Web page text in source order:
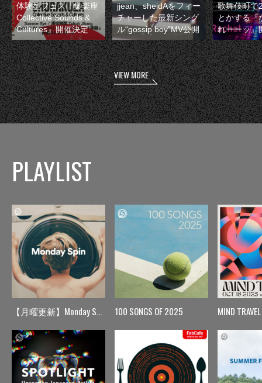
体験型フェス『集楽座
Collective Sounds &
Cultures』開催決定
jjean、sheidAをフィー
チャーした最新シング
ル“gossip boy”MV公開
歌舞伎町で
とかする『
れーーッ』
VIEW MORE
PLAYLIST
【月曜更新】Monday Spin 100 SONGS OF 2025 MIND TRAVEL